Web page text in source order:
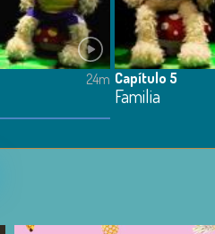
24m Capítulo 5
Familia